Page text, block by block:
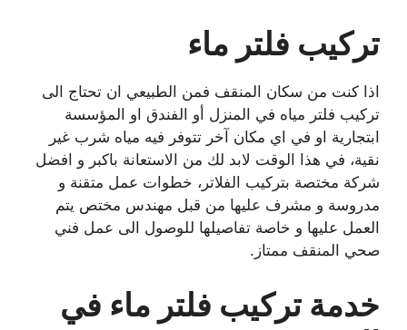
تركيب فلتر ماء
اذا كنت من سكان المنقف فمن الطبيعي ان تحتاج الى
تركيب فلتر مياه في المنزل أو الفندق او المؤسسة
ابتجارية او في اي مكان آخر تتوفر فيه مياه شرب غير
نقية، في هذا الوقت لابد لك من الاستعانة باكبر و افضل
شركة مختصة بتركيب الفلاتر، خطوات عمل متقنة و
مدروسة و مشرف عليها من قبل مهندس مختص يتم
العمل عليها و خاصة تفاصيلها للوصول الى عمل فني
صحي المنقف ممتاز.
خدمة تركيب فلتر ماء في